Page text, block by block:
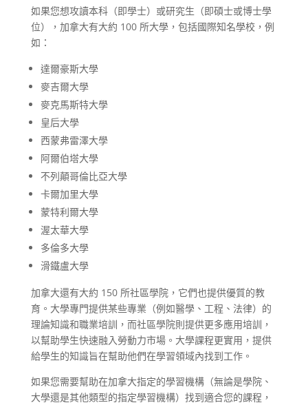
如果您想攻讀本科（即學士）或研究生（即碩士或博士學
位），加拿大有大約 100 所大學，包括國際知名學校，例
如：
達爾豪斯大學
麥吉爾大學
麥克馬斯特大學
皇后大學
西蒙弗雷澤大學
阿爾伯塔大學
不列顛哥倫比亞大學
卡爾加里大學
蒙特利爾大學
渥太華大學
多倫多大學
滑鐵盧大學
加拿大還有大約 150 所社區學院，它們也提供優質的教
育。大學專門提供某些專業（例如醫學、工程、法律）的
理論知識和職業培訓，而社區學院則提供更多應用培訓，
以幫助學生快速融入勞動力市場。大學課程更實用，提供
給學生的知識旨在幫助他們在學習領域內找到工作。
如果您需要幫助在加拿大指定的學習機構（無論是學院、
大學還是其他類型的指定學習機構）找到適合您的課程，